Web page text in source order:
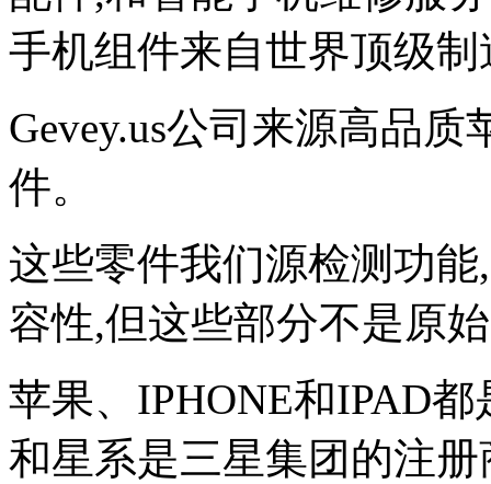
手机组件来自世界顶级制
Gevey.us公司来源高品
件。
这些零件我们源检测功
容性,但这些部分不是原
苹果、IPHONE和IPAD
和星系是三星集团的注